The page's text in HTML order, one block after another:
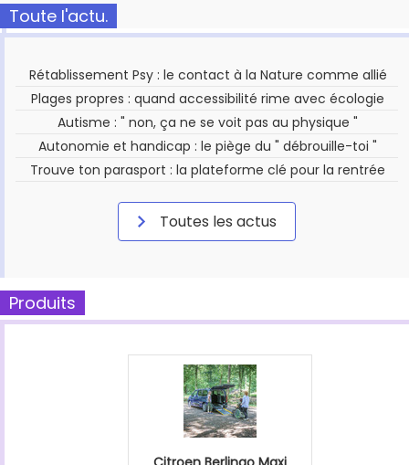
Toute l'actu.
Rétablissement Psy : le contact à la Nature comme allié
Plages propres : quand accessibilité rime avec écologie
Autisme : " non, ça ne se voit pas au physique "
Autonomie et handicap : le piège du " débrouille-toi "
Trouve ton parasport : la plateforme clé pour la rentrée
Toutes les actus
Produits